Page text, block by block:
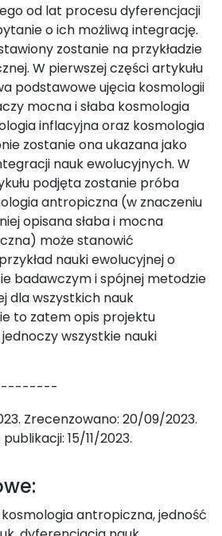
od lat procesu dyferencjacji
o ich możliwą integrację.
zostanie na przykładzie
W pierwszej części artykułu
podstawowe ujęcia kosmologii
mocna i słaba kosmologia
inflacyjna oraz kosmologia
zostanie ona ukazana jako
nauk ewolucyjnych. W
podjęta zostanie próba
antropiczna (w znaczeniu
opisana słaba i mocna
może stanowić
nauki ewolucyjnej o
badawczym i spójnej metodzie
dla wszystkich nauk
to zatem opis projektu
wszystkie nauki
Zrecenzowano: 20/09/2023.
15/11/2023.
antropiczna, jedność